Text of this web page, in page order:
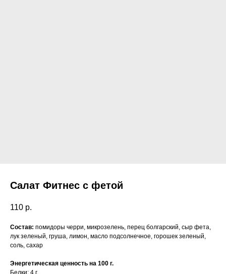
Салат Фитнес с фетой
110 р.
Состав: помидоры черри, микрозелень, перец болгарский, сыр фета,
лук зеленый, груша, лимон, масло подсолнечное, горошек зеленый,
соль, сахар
Энергетическая ценность на 100 г.